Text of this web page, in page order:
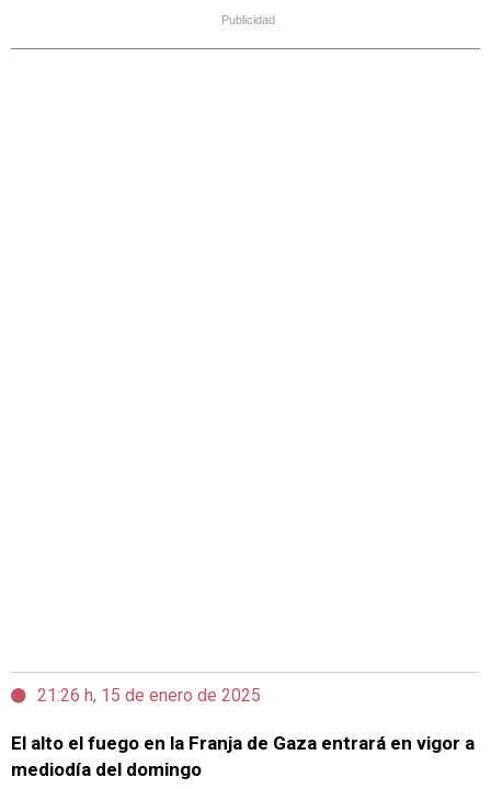
Publicidad
21:26 h, 15 de enero de 2025
El alto el fuego en la Franja de Gaza entrará en vigor a
mediodía del domingo